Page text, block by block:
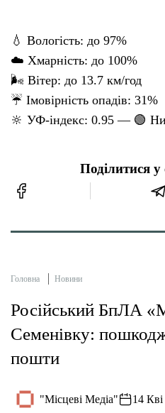
💧 Вологість: до 97%
☁️ Хмарність: до 100%
🌬 Вітер: до 13.7 км/год
☔ Імовірність опадів: 31%
🔆 УФ-індекс: 0.95 — 🟢
Поділитися
Головна Новини
Російський БпЛА
Семенівку:
пошти
"Місцеві Медіа" 14